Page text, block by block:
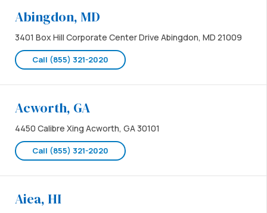
Abingdon, MD
3401 Box Hill Corporate Center Drive Abingdon, MD 21009
Call (855) 321-2020
Acworth, GA
4450 Calibre Xing Acworth, GA 30101
Call (855) 321-2020
Aiea, HI